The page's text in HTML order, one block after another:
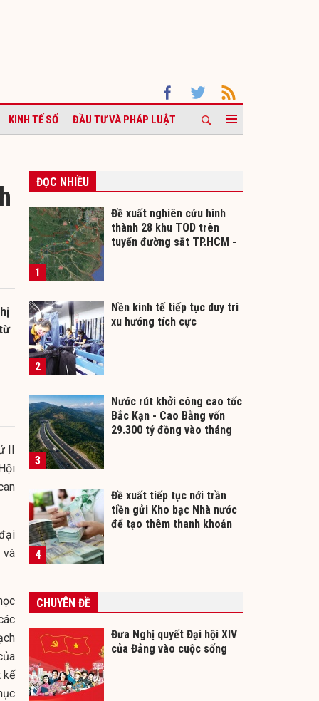
KINH TẾ SỐ ĐẦU TƯ VÀ PHÁP LUẬT
II
và
kế
ĐỌC NHIỀU
1
Đề xuất nghiên cứu hình
thành 28 khu TOD trên
tuyến đường sắt TP.HCM -
2
Nền kinh tế tiếp tục duy trì
xu hướng tích cực
3
Nước rút khởi công cao tốc
Bắc Kạn - Cao Bằng vốn
29.300 tỷ đồng vào tháng
4
Đề xuất tiếp tục nới trần
tiền gửi Kho bạc Nhà nước
để tạo thêm thanh khoản
CHUYÊN ĐỀ
Đưa Nghị quyết Đại hội XIV
của Đảng vào cuộc sống